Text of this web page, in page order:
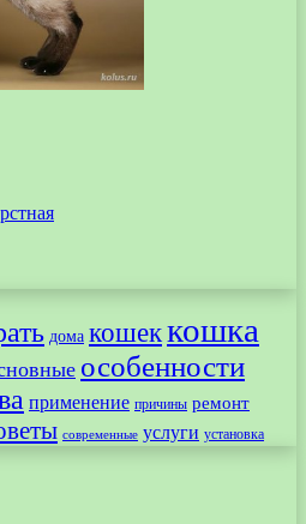
дома кошеккошка
особенности
применение причины ремонт
современные услуги установка